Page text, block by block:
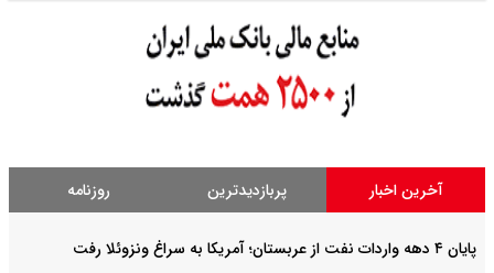
آخرین اخبار پربازدیدترین روزنامه
پایان ۴ دهه واردات نفت از عربستان؛ آمریکا به سراغ ونزوئلا رفت